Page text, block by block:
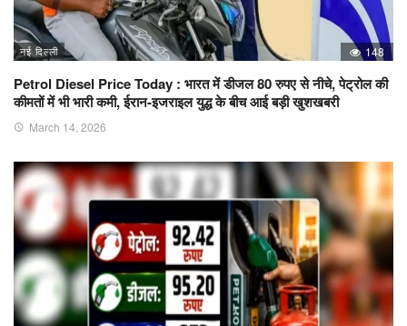
नई दिल्ली 148
Petrol Diesel Price Today : भारत में डीजल 80 रुपए से नीचे, पेट्रोल की
कीमतों में भी भारी कमी, ईरान-इजराइल युद्ध के बीच आई बड़ी खुशखबरी
March 14, 2026